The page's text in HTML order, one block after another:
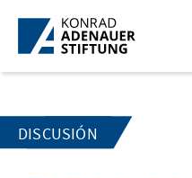
Saltar al contenido principal
DISCUSIÓN